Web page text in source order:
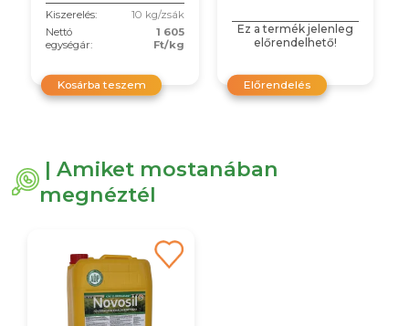
Kiszerelés:
10 kg/zsák
Nettó
egységár:
1 605
Ft/kg
Kosárba teszem
Ez a termék jelenleg
előrendelhető!
Előrendelés
| Amiket mostanában
megnéztél